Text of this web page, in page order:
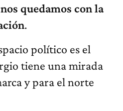
quedamos con la
.
político es el
tiene una mirada
y para el norte